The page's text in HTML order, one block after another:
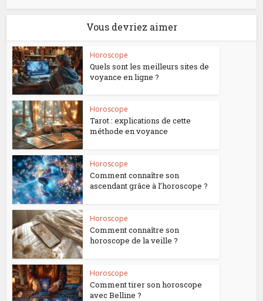
Vous devriez aimer
Horoscope
Quels sont les meilleurs sites de
voyance en ligne ?
Horoscope
Tarot : explications de cette
méthode en voyance
Horoscope
Comment connaître son
ascendant grâce à l’horoscope ?
Horoscope
Comment connaître son
horoscope de la veille ?
Horoscope
Comment tirer son horoscope
avec Belline ?